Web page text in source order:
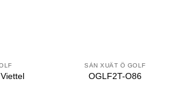
SẢN XUẤT Ô GOLF
OGLF2T-O86